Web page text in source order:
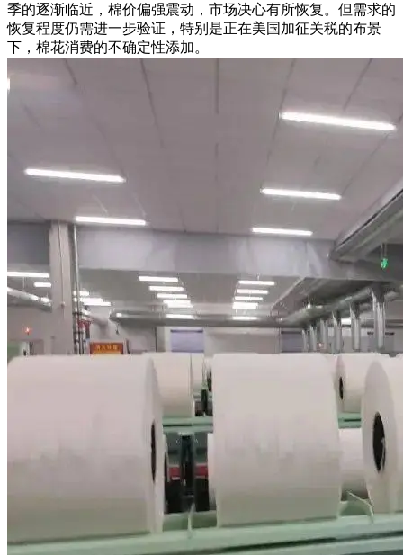
季的逐渐临近，棉价偏强震动，市场决心有所恢复。但需求的
恢复程度仍需进一步验证，特别是正在美国加征关税的布景
下，棉花消费的不确定性添加。